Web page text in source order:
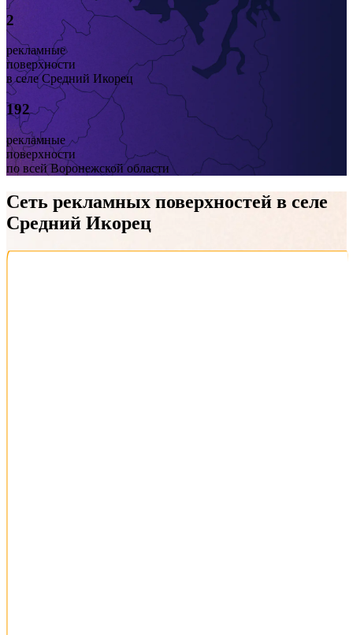
2
рекламные
поверхности
в селе Средний Икорец
192
рекламные
поверхности
по всей Воронежской области
Сеть рекламных поверхностей в селе
Средний Икорец